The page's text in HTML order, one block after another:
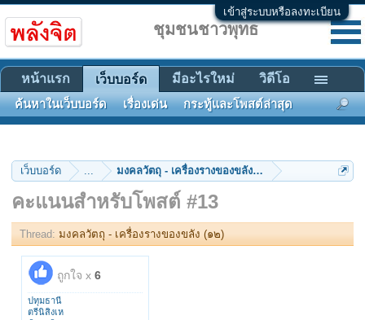
เข้าสู่ระบบหรือลงทะเบียน
เว็บบอร์ด ... มงคลวัตถุ - เครื่องรางของขลัง (๑๒)
คะแนนสำหรับโพสต์ #13
Thread: มงคลวัตถุ - เครื่องรางของขลัง (๑๒)
ถูกใจ x 6
ปทุมธานี
ตรีนิสิงเห
ชุมชนชาวพุทธ
หน้าแรก เว็บบอร์ด
ค้นหาในเว็บบอร์ด เรื่องเด่น กระทู้และโพสต์ล่าสุด
มีอะไรใหม่ วิดีโอ